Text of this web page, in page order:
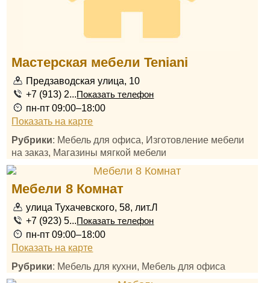
Мастерская мебели Teniani
Предзаводская улица, 10
+7 (913) 2...Показать телефон
пн-пт 09:00–18:00
Показать на карте
Рубрики: Мебель для офиса, Изготовление мебели
на заказ, Магазины мягкой мебели
Мебели 8 Комнат
улица Тухачевского, 58, лит.Л
+7 (923) 5...Показать телефон
пн-пт 09:00–18:00
Показать на карте
Рубрики: Мебель для кухни, Мебель для офиса